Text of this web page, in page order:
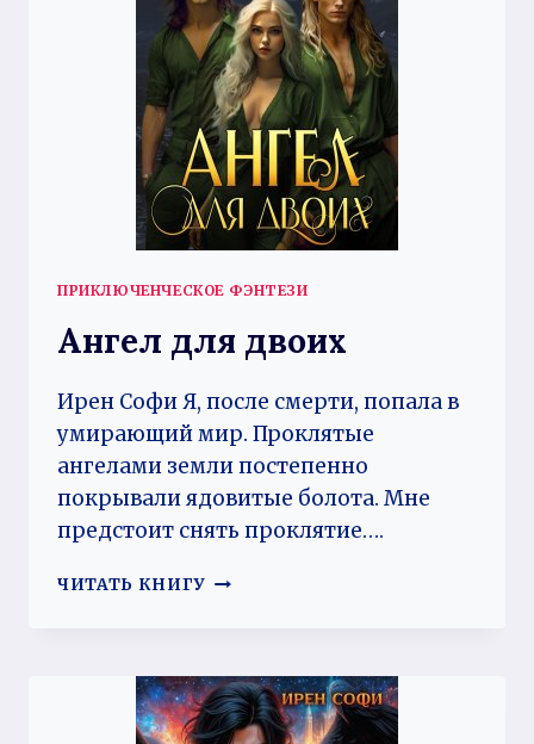
ПРИКЛЮЧЕНЧЕСКОЕ ФЭНТЕЗИ
Ангел для двоих
Ирен Софи Я, после смерти, попала в
умирающий мир. Проклятые
ангелами земли постепенно
покрывали ядовитые болота. Мне
предстоит снять проклятие….
ЧИТАТЬ КНИГУ АНГЕЛ